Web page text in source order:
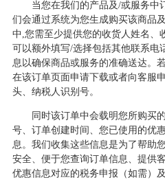
当您在我们的产品及/或服务中
们会通过系统为您生成购买该商品
中,您需至少提供您的收货人姓名、
可以额外填写/选择包括其他联系电
息以确保商品或服务的准确送达。
在该订单页面申请下载或者向客服
头、纳税人识别号。
同时该订单中会载明您所购买
号、订单创建时间、您已使用的优
息。我们收集这些信息是为了帮助
安全、便于您查询订单信息、提供
优惠信息对应的税务申报（如需）